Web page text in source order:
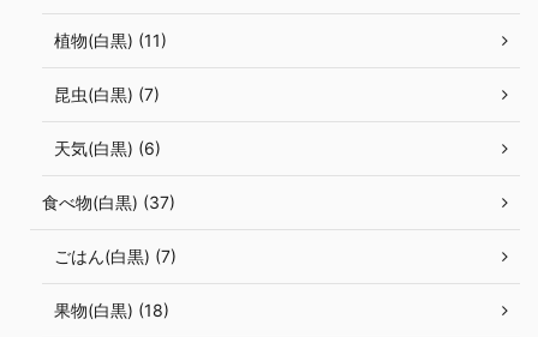
植物(白黒) (11)
昆虫(白黒) (7)
天気(白黒) (6)
食べ物(白黒) (37)
ごはん(白黒) (7)
果物(白黒) (18)